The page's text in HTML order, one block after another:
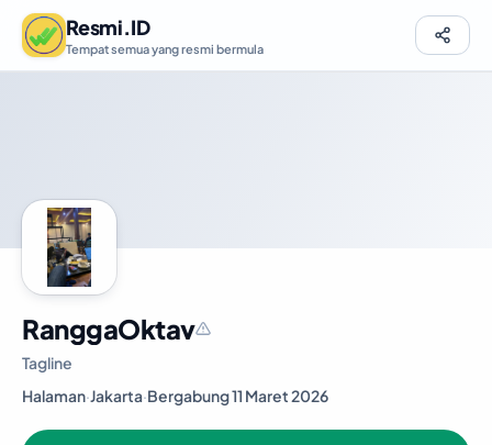
Resmi.ID
Tempat semua yang resmi bermula
RanggaOktav
Tagline
Halaman·Jakarta·Bergabung 11 Maret 2026